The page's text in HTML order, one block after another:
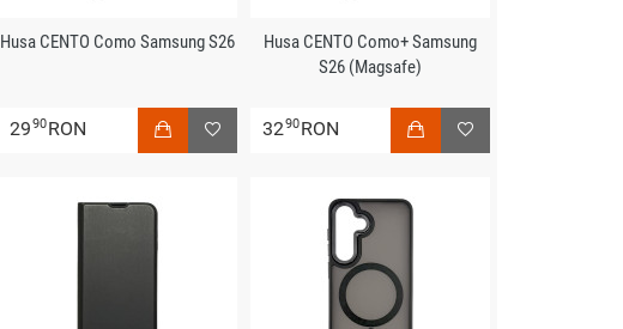
Husa CENTO Como Samsung S26
2990RON
Husa CENTO Como+ Samsung
S26 (Magsafe)
3290RON